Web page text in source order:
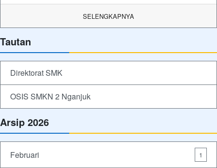
SELENGKAPNYA
Tautan
Direktorat SMK
OSIS SMKN 2 Nganjuk
Arsip 2026
Februari 1